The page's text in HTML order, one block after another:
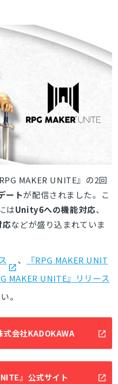
MAKER UNITE』の2回
ートが配信されました。こ
はUnity6への機能対応、
応などが盛り込まれていま
、
『RPG MAKER UNIT
MAKER UNITE』リリース
。
会社KADOKAWA
』公式サイト